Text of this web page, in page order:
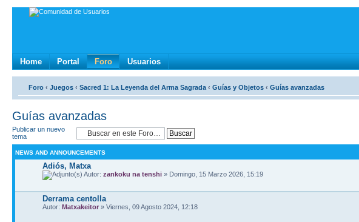
Home Portal Foro Usuarios
Foro ‹ Juegos ‹ Sacred 1: La Leyenda del Arma Sagrada ‹ Guí­as y Objetos ‹ Guí­as avanzadas
Guí­as avanzadas
Publicar un nuevo
tema
NEWS AND ANNOUNCEMENTS
Adiós, Matxa
Autor: zankoku na tenshi » Domingo, 15 Marzo 2026, 15:19
Derrama centolla
Autor: Matxakeitor » Viernes, 09 Agosto 2024, 12:18